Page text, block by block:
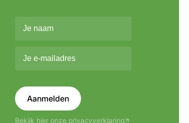
Aanmelden
Bekijk hier onze privacyverklaring